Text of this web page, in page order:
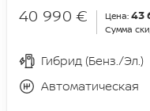
40 990 € Цена: 43
Сумма
Гибрид (Бенз./Эл.)
Автоматическая